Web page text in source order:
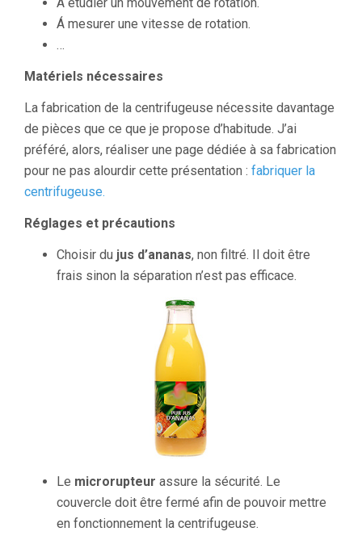
Á mesurer une vitesse de rotation.
…
Matériels nécessaires
La fabrication de la centrifugeuse nécessite davantage
de pièces que ce que je propose d’habitude. J’ai
préféré, alors, réaliser une page dédiée à sa fabrication
pour ne pas alourdir cette présentation : fabriquer la
centrifugeuse.
Réglages et précautions
Choisir du jus d’ananas, non filtré. Il doit être
frais sinon la séparation n’est pas efficace.
Le microrupteur assure la sécurité. Le
couvercle doit être fermé afin de pouvoir mettre
en fonctionnement la centrifugeuse.